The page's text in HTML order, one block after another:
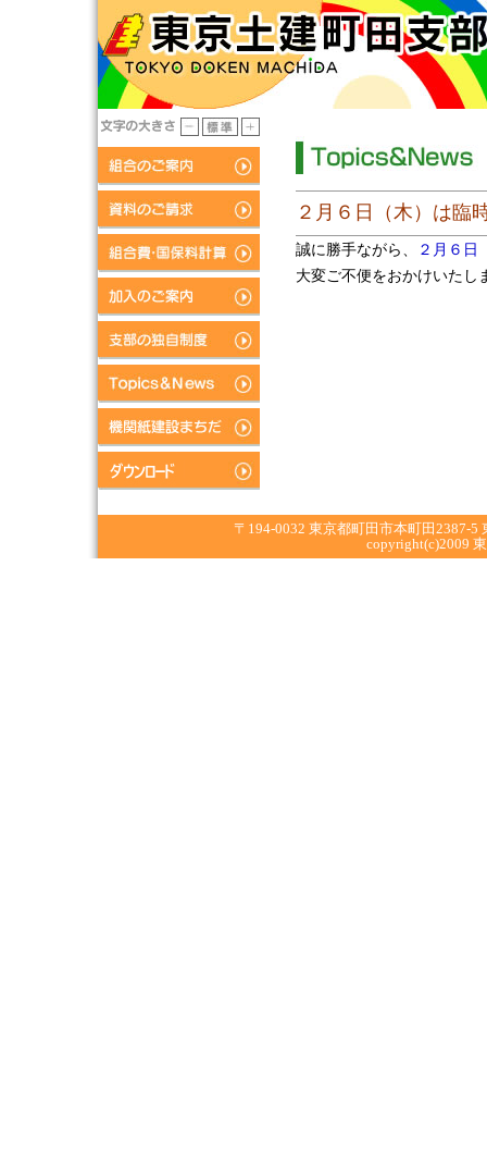
２月６日（木）は臨
誠に勝手ながら、
２月６日
大変ご不便をおかけいたし
〒194-0032 東京都町田市本町田2387-5
copyright(c)2009